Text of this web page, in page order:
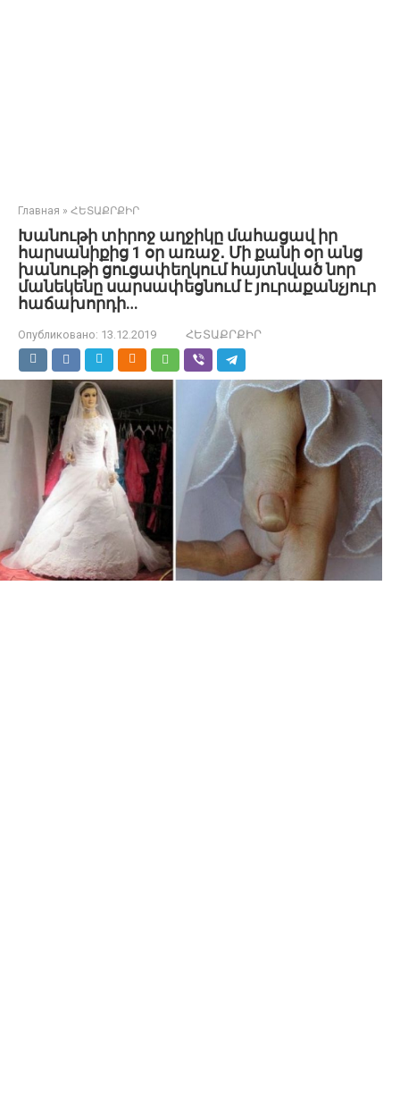
Главная » ՀԵՏԱՔՐՔԻՐ
Խանութի տիրոջ աղջիկը մահացավ իր
հարսանիքից 1 օր առաջ․ Մի քանի օր անց
խանութի ցուցափեղկում հայտնված նոր
մանեկենը սարսափեցնում է յուրաքանչյուր
հաճախորդի…
Опубликовано: 13.12.2019 ՀԵՏԱՔՐՔԻՐ